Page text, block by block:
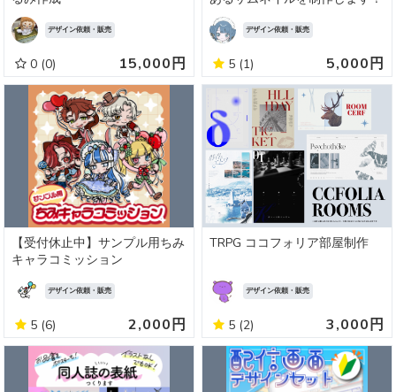
デザイン依頼・販売
0 (0) 15,000円
デザイン依頼・販売
5 (1) 5,000円
【受付休止中】サンプル用ちみ
キャラコミッション
デザイン依頼・販売
5 (6) 2,000円
TRPG ココフォリア部屋制作
デザイン依頼・販売
5 (2) 3,000円